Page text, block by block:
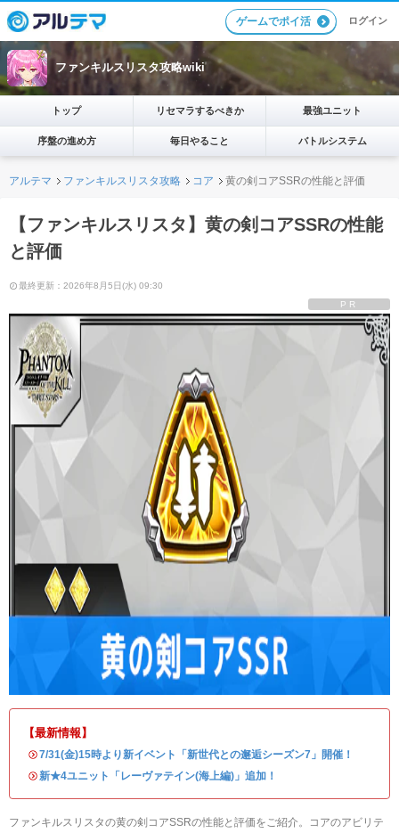
ゲームでポイ活 ログイン
ファンキルスリスタ攻略wiki
トップ リセマラするべきか 最強ユニット
序盤の進め方 毎日やること バトルシステム
アルテマ ファンキルスリスタ攻略 コア 黄の剣コアSSRの性能と評価
【ファンキルスリスタ】黄の剣コアSSRの性能
と評価
最終更新：2026年8月5日(水) 09:30
PR
【最新情報】
・7/31(金)15時より新イベント「新世代との邂逅シーズン7」開催！
・新★4ユニット「レーヴァテイン(海上編)」追加！
ファンキルスリスタの黄の剣コアSSRの性能と評価をご紹介。コアのアビリテ